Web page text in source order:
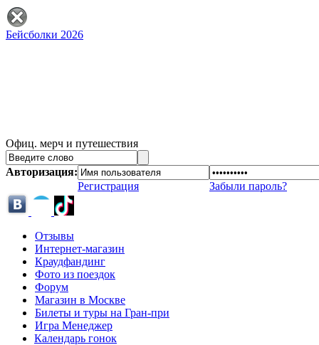
Бейсболки 2026
Офиц. мерч и путешествия
Авторизация:
Регистрация
Забыли пароль?
Отзывы
Интернет-магазин
Краудфандинг
Фото из поездок
Форум
Магазин в Москве
Билеты и туры на Гран-при
Игра Менеджер
Календарь гонок